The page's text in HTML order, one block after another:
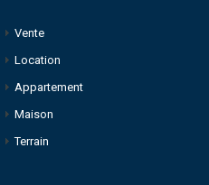
Vente
Location
Appartement
Maison
Terrain